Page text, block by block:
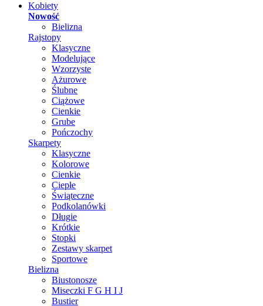
Kobiety
Nowość
Bielizna
Rajstopy
Klasyczne
Modelujące
Wzorzyste
Ażurowe
Ślubne
Ciążowe
Cienkie
Grube
Pończochy
Skarpety
Klasyczne
Kolorowe
Cienkie
Ciepłe
Świąteczne
Podkolanówki
Długie
Krótkie
Stopki
Zestawy skarpet
Sportowe
Bielizna
Biustonosze
Miseczki F G H I J
Bustier